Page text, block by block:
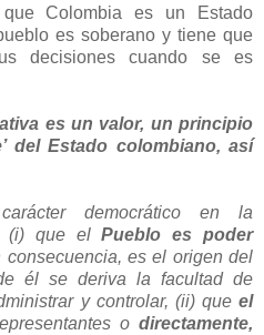
Colombia es un Estado
es soberano y tiene que
decisiones cuando se es
es un valor, un principio
del Estado colombiano, así
democrático en la
(i) que elPueblo es poder
es el origen del
él se deriva la facultad de
y controlar, (ii) que el
o directamente,